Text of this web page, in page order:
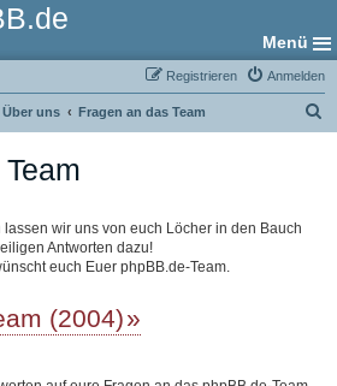
Menü
Anmelden
Registrieren
Über uns Fragen an das Team
wir uns von euch Löcher in den Bauch
Antworten dazu!
euch Euer phpBB.de-Team.
(2004)